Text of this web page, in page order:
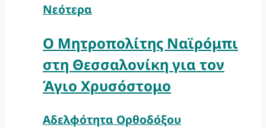
Νεότερα
Ο Μητροπολίτης Ναϊρόμπι
στη Θεσσαλονίκη για τον
Άγιο Χρυσόστομο
Αδελφότητα Ορθοδόξου